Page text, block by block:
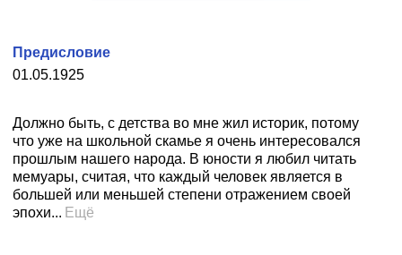
01.05.1925
Предисловие
Должно быть, с детства во мне жил историк, потому
что уже на школьной скамье я очень интересовался
прошлым нашего народа. В юности я любил читать
мемуары, считая, что каждый человек является в
большей или меньшей степени отражением своей
эпохи... Ещё